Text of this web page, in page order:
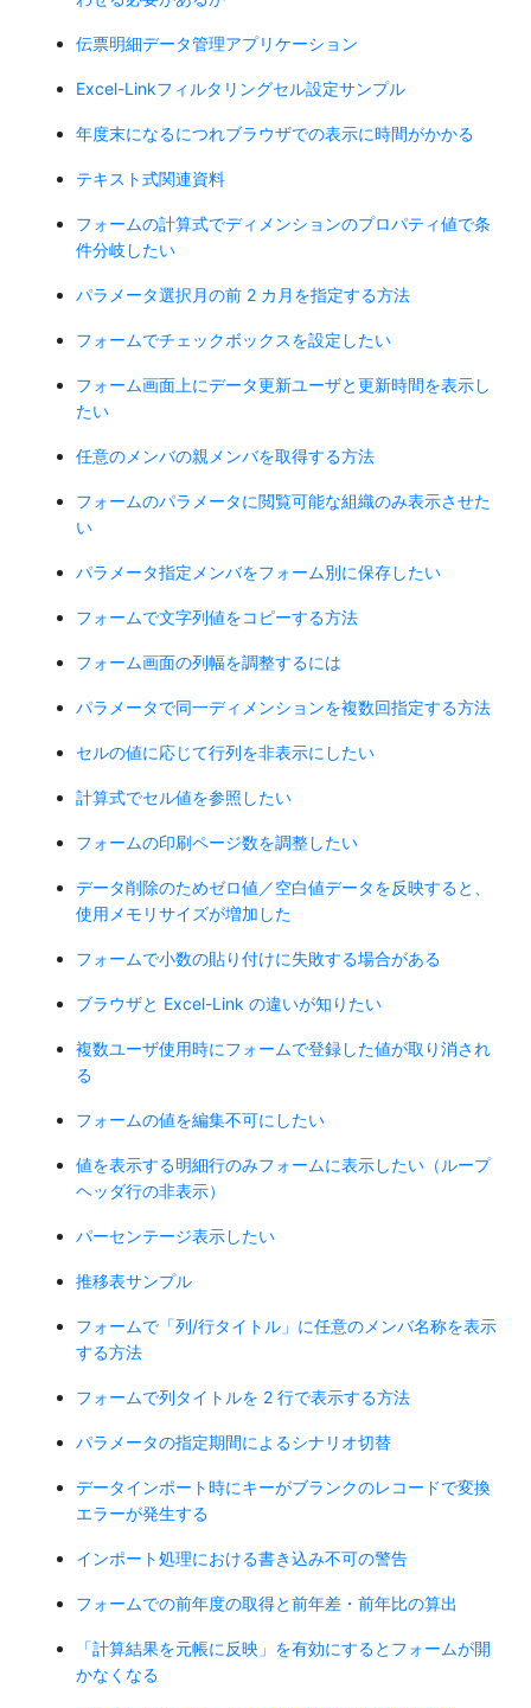
伝票明細データ管理アプリケーション
Excel-Linkフィルタリングセル設定サンプル
年度末になるにつれブラウザでの表示に時間がかかる
テキスト式関連資料
フォームの計算式でディメンションのプロパティ値で条
件分岐したい
パラメータ選択月の前 2 カ月を指定する方法
フォームでチェックボックスを設定したい
フォーム画面上にデータ更新ユーザと更新時間を表示し
たい
任意のメンバの親メンバを取得する方法
フォームのパラメータに閲覧可能な組織のみ表示させた
い
パラメータ指定メンバをフォーム別に保存したい
フォームで文字列値をコピーする方法
フォーム画面の列幅を調整するには
パラメータで同一ディメンションを複数回指定する方法
セルの値に応じて行列を非表示にしたい
計算式でセル値を参照したい
フォームの印刷ページ数を調整したい
データ削除のためゼロ値／空白値データを反映すると、
使用メモリサイズが増加した
フォームで小数の貼り付けに失敗する場合がある
ブラウザと Excel-Link の違いが知りたい
複数ユーザ使用時にフォームで登録した値が取り消され
る
フォームの値を編集不可にしたい
値を表示する明細行のみフォームに表示したい（ループ
ヘッダ行の非表示）
パーセンテージ表示したい
推移表サンプル
フォームで「列/行タイトル」に任意のメンバ名称を表示
する方法
フォームで列タイトルを 2 行で表示する方法
パラメータの指定期間によるシナリオ切替
データインポート時にキーがブランクのレコードで変換
エラーが発生する
インポート処理における書き込み不可の警告
フォームでの前年度の取得と前年差・前年比の算出
「計算結果を元帳に反映」を有効にするとフォームが開
かなくなる